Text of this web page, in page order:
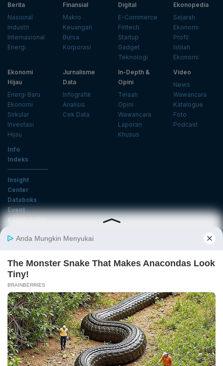
Berita
Nasional
Industri
Internasional
Energi
Finansial
Makro
Keuangan
Bursa
Korporasi
Digital
E-Commerce
Fintech
Startup
Gadget
Teknologi
Ekonopedia
Sejarah
Ekonomi
Profil
Istilah
Ekonomi
Ekonomi
Hijau
Energi Baru
Ekonomi
Sirkular
Investasi
Hijau
Jurnalisme
Data
Infografik
Analisis
Cek Data
In-Depth &
Opini
Telaah
Opini
Wawancara
Laporan
Khusus
Video
News
Wawancara
Katalogue
Foto
Podcast
Info
Indeks
Insight
Center
Databoks
Event
KatadataOto
Email
Daftar
Tentang Katadata Advertising Karier
Pedoman Media Siber
Kebijakan Privasi
Disclaimer
Hubungi Kami
©2026 Katadata. Hak cipta dilindungi Undang-undang.